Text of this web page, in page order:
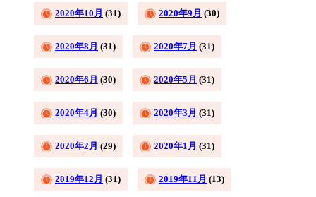
2020年10月 (31) 2020年9月 (30)
2020年8月 (31) 2020年7月 (31)
2020年6月 (30) 2020年5月 (31)
2020年4月 (30) 2020年3月 (31)
2020年2月 (29) 2020年1月 (31)
2019年12月 (31) 2019年11月 (13)